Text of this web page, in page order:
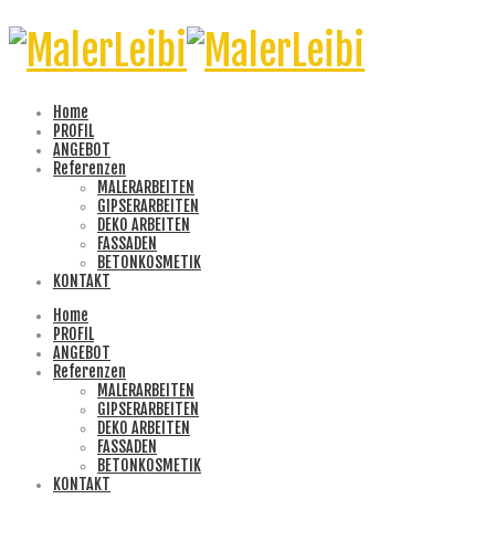
Home
PROFIL
ANGEBOT
Referenzen
MALERARBEITEN
GIPSERARBEITEN
DEKO ARBEITEN
FASSADEN
BETONKOSMETIK
KONTAKT
Home
PROFIL
ANGEBOT
Referenzen
MALERARBEITEN
GIPSERARBEITEN
DEKO ARBEITEN
FASSADEN
BETONKOSMETIK
KONTAKT